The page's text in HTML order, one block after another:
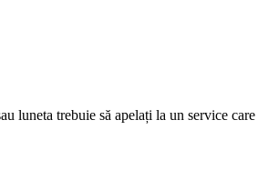
trebuie să apelați la un service care